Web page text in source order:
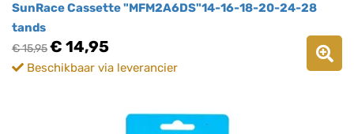
SunRace Cassette "MFM2A6DS"14-16-18-20-24-28
tands
€ 15,95€ 14,95
Beschikbaar via leverancier